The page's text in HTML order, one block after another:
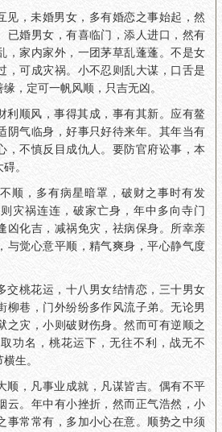
见，未婚男女，多有婚恋之事始起，然
已婚男女，有喜临门，添人进口，然有
，家内家外，一团茅草乱蓬蓬。不是女
，可成灾祸。小不忍则乱大谋，口舌是
，定可一帆风顺，只吉无凶。
利顺风，事得其成，事有其新。应有鳌
阴气临身，好事只好待来年。其年当有
，不慎反目成仇人。要防官府讼事，本
。
顺，多有病星暗罩，破财之事时有发
灾祸连连，破家亡身，年中多向寺门
凶化吉，减祸免灾，祛病保身。所幸亲
与觉心意平顺，精气爽身，平心静气度
交桃花运，十八男女结情恋，三十男女
柳巷，门外纷纷多作风流子弟。无论男
之灾，小则破财伤身。然而可有逆顺之
功名，桃花运下，无往不利，战无不
生。
顺，凡事业成就，凡谋皆吉。偶有不平
云。年中有小挫折，然而正气浩然，小
事常常有，多加小心在意。顺势之中须